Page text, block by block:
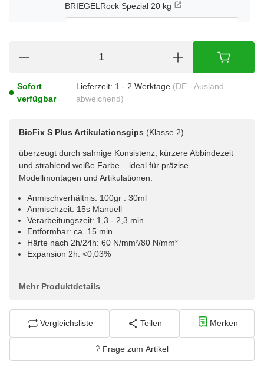
BRIEGELRock Spezial 20 kg
+
Sofort
verfügbar
Lieferzeit: 1 - 2 Werktage (DE - Ausland
abweichend)
BioFix S Plus Artikulationsgips (Klasse 2)
überzeugt durch sahnige Konsistenz, kürzere Abbindezeit
und strahlend weiße Farbe – ideal für präzise
Modellmontagen und Artikulationen.
Anmischverhältnis: 100gr : 30ml
Anmischzeit: 15s Manuell
Verarbeitungszeit: 1,3 - 2,3 min
Entformbar: ca. 15 min
Härte nach 2h/24h: 60 N/mm²/80 N/mm²
Expansion 2h: <0,03%
Mehr Produktdetails
Vergleichsliste Teilen Merken
Frage zum Artikel